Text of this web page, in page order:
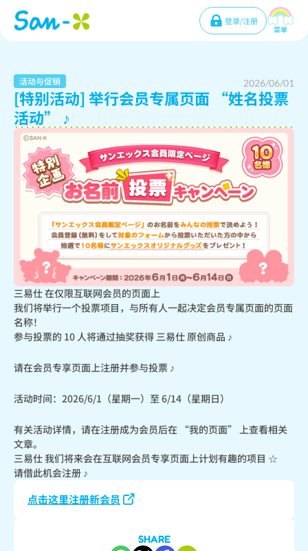
登录/注册
菜单
活动与促销 2026/06/01
[特别活动] 举行会员专属页面 “姓名投票
活动” ♪
三易仕 在仅限互联网会员的页面上
我们将举行一个投票项目，与所有人一起决定会员专属页面的页面
名称！
参与投票的 10 人将通过抽奖获得 三易仕 原创商品 ♪
请在会员专享页面上注册并参与投票 ♪
活动时间：2026/6/1（星期一）至 6/14（星期日）
有关活动详情，请在注册成为会员后在 “我的页面” 上查看相关
文章。
三易仕 我们将来会在互联网会员专享页面上计划有趣的项目 ☆
请借此机会注册 ♪
点击这里注册新会员
SHARE